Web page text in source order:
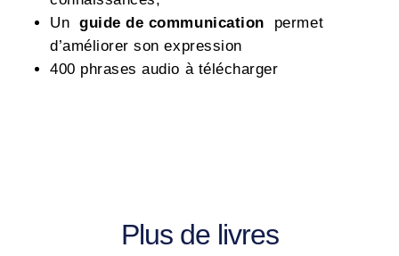
Unguide de communication permet
d’améliorer son expression
400 phrases audio à télécharger
Plus de livres